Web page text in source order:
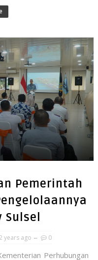
Pemerintah
Sulsel
years ago 0
Perhubungan